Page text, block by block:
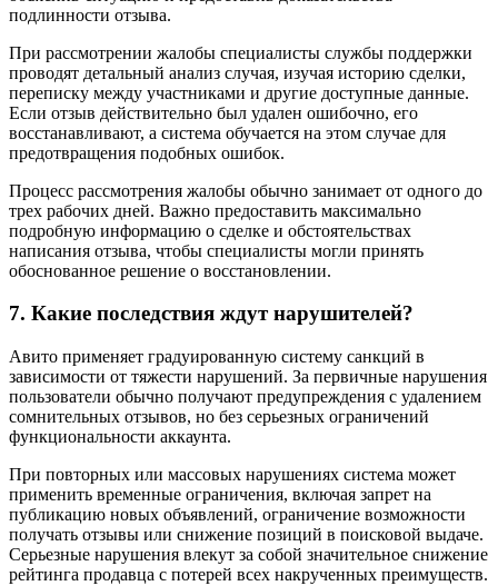
подлинности отзыва.
При рассмотрении жалобы специалисты службы поддержки
проводят детальный анализ случая, изучая историю сделки,
переписку между участниками и другие доступные данные.
Если отзыв действительно был удален ошибочно, его
восстанавливают, а система обучается на этом случае для
предотвращения подобных ошибок.
Процесс рассмотрения жалобы обычно занимает от одного до
трех рабочих дней. Важно предоставить максимально
подробную информацию о сделке и обстоятельствах
написания отзыва, чтобы специалисты могли принять
обоснованное решение о восстановлении.
7. Какие последствия ждут нарушителей?
Авито применяет градуированную систему санкций в
зависимости от тяжести нарушений. За первичные нарушения
пользователи обычно получают предупреждения с удалением
сомнительных отзывов, но без серьезных ограничений
функциональности аккаунта.
При повторных или массовых нарушениях система может
применить временные ограничения, включая запрет на
публикацию новых объявлений, ограничение возможности
получать отзывы или снижение позиций в поисковой выдаче.
Серьезные нарушения влекут за собой значительное снижение
рейтинга продавца с потерей всех накрученных преимуществ.